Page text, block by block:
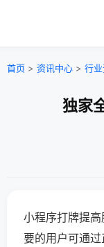
首页 > 资讯中心 > 行业
独家
小程序打牌提
要的用户可通过